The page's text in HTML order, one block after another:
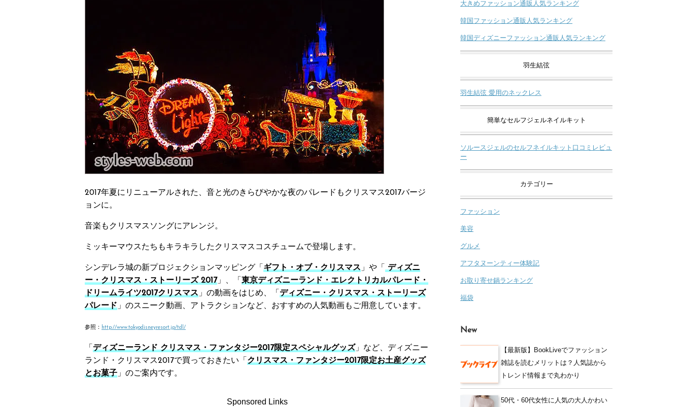
2017年夏にリニューアルされた、音と光のきらびやかな夜のパレードもクリスマス2017バージ
ョンに。
音楽もクリスマスソングにアレンジ。
ミッキーマウスたちもキラキラしたクリスマスコスチュームで登場します。
シンデレラ城の新プロジェクションマッピング「 ギフト・オブ・クリスマス」や「 ディズニ
ー・クリスマス・ストーリーズ 2017」、「 東京ディズニーランド・エレクトリカルパレード・
ドリームライツ2017クリスマス」の動画をはじめ、「 ディズニー・クリスマス・ストーリーズ
パレード」のスニーク動画、アトラクションなど、おすすめの人気動画もご用意しています。
参照： http://www.tokyodisneyresort.jp/tdl/
「 ディズニーランド クリスマス・ファンタジー2017限定スペシャルグッズ」など、ディズニー
ランド・クリスマス2017で買っておきたい「 クリスマス・ファンタジー2017限定お土産グッズ
とお菓子」のご案内です。
Sponsored Links
大きめファッション通販人気ランキング
韓国ファッション通販人気ランキング
韓国ディズニーファッション通販人気ランキング
羽生結弦
羽生結弦 愛用のネックレス
簡単なセルフジェルネイルキット
ソルースジェルのセルフネイルキット口コミレビュ
ー
カテゴリー
ファッション
美容
グルメ
アフタヌーンティー体験記
お取り寄せ鍋ランキング
福袋
New
【最新版】BookLiveでファッション
雑誌を読むメリットは？人気誌から
トレンド情報まで丸わかり
50代・60代女性に人気の大人かわい